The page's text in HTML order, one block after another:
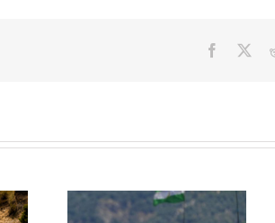
Facebook